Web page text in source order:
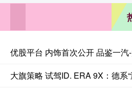
优股平台 内饰首次公开 品鉴一
大旗策略 试驾ID. ERA 9X：德系